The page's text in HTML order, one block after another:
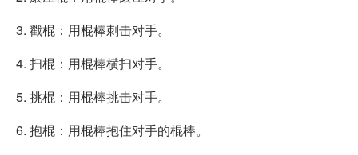
3. 戳棍：用棍棒刺击对手。
4. 扫棍：用棍棒横扫对手。
5. 挑棍：用棍棒挑击对手。
6. 抱棍：用棍棒抱住对手的棍棒。